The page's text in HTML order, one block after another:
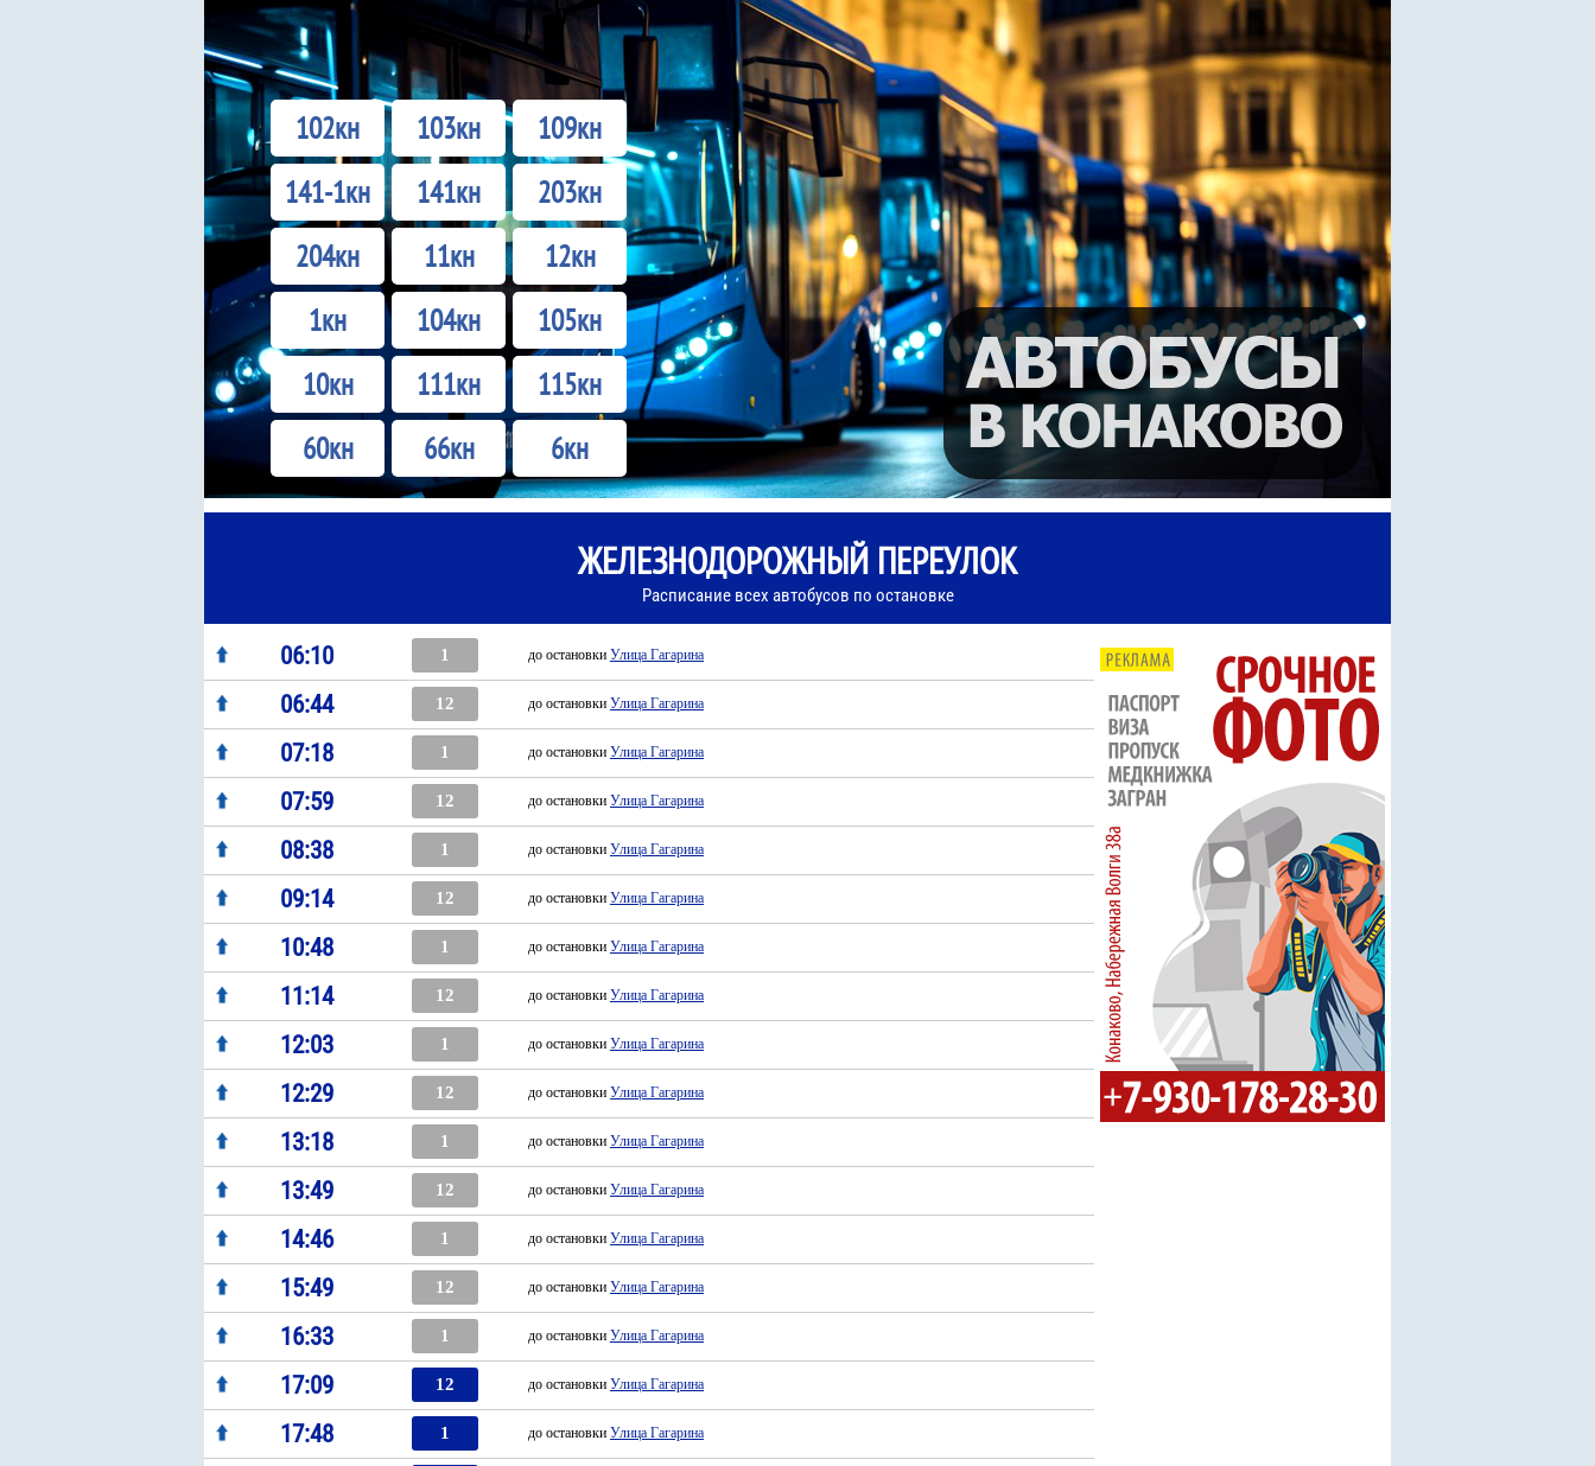
102кн 103кн
109кн
141-1кн
141кн
203кн
204кн
11кн
12кн
1кн
104кн
105кн
10кн
111кн
115кн
60кн
66кн 6кн
ЖЕЛЕЗНОДОРОЖНЫЙ ПЕРЕУЛОК
Расписание всех автобусов по остановке
06:10 1 до остановки Улица Гагарина
06:44 12 до остановки Улица Гагарина
07:18 1 до остановки Улица Гагарина
07:59 12 до остановки Улица Гагарина
08:38 1 до остановки Улица Гагарина
09:14 12 до остановки Улица Гагарина
10:48 1 до остановки Улица Гагарина
11:14 12 до остановки Улица Гагарина
12:03 1 до остановки Улица Гагарина
12:29 12 до остановки Улица Гагарина
13:18 1 до остановки Улица Гагарина
13:49 12 до остановки Улица Гагарина
14:46 1 до остановки Улица Гагарина
15:49 12 до остановки Улица Гагарина
16:33 1 до остановки Улица Гагарина
17:09 12 до остановки Улица Гагарина
17:48 1 до остановки Улица Гагарина